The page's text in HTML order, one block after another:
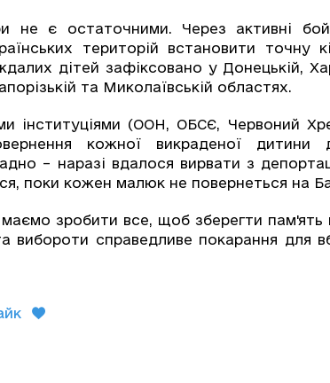
не є остаточними. Через активні
територій встановити точну
дітей зафіксовано у Донецькій,
та Миколаївській областях.
інституціями (ООН, ОБСЄ, Червоний
кожної викраденої
– наразі вдалося вирвати з
поки кожен малюк не повернеться на
зробити все, щоб зберегти пам'ять
вибороти справедливе покарання для